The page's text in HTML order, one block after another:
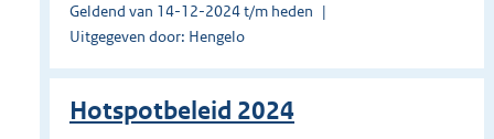
Geldend van 14-12-2024 t/m heden
Uitgegeven door: Hengelo
Hotspotbeleid 2024